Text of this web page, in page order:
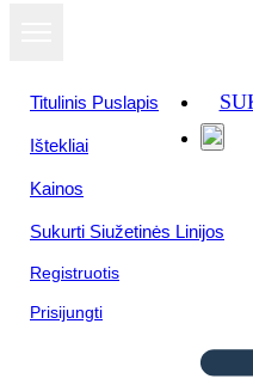
Titulinis Puslapis
Ištekliai
Kainos
Sukurti Siužetinės Linijos
Registruotis
Prisijungti